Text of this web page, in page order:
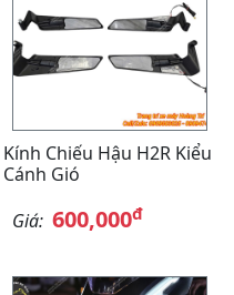
Kính Chiếu Hậu H2R Kiểu
Cánh Gió
Giá: 600,000đ